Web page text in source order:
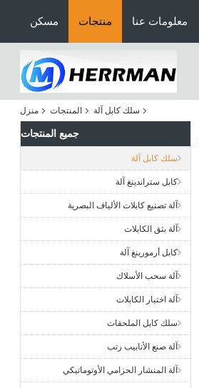
مسكن منتجات معلومات عنا
منزل المنتجات سلك كابل آلة
جميع المنتجات
سلك كابل آلة
كابل ستراندينغ آلة
آلة تصنيع كابلات الألياف البصرية
آلة بثق الكابلات
كابل أرمورينغ آلة
آلة سحب الأسلاك
آلة اختبار الكابلات
سلك كابل الملحقات
آلة صنع الأنابيب رتب
آلة المنشار الحزامي الأوتوماتيكي